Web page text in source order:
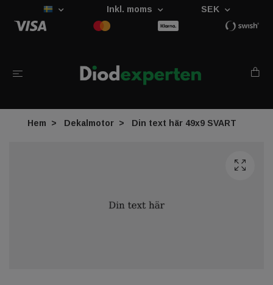
Inkl. moms SEK
Hem Dekalmotor Din text här 49x9 SVART